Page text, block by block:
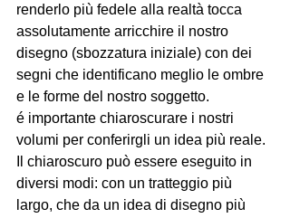
renderlo più fedele alla realtà tocca
assolutamente arricchire il nostro
disegno (sbozzatura iniziale) con dei
segni che identificano meglio le ombre
e le forme del nostro soggetto.
é importante chiaroscurare i nostri
volumi per conferirgli un idea più reale.
Il chiaroscuro può essere eseguito in
diversi modi: con un tratteggio più
largo, che da un idea di disegno più